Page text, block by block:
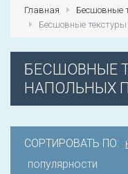
Первый
Главная
Бесшовные
Бесшовные
БЕСШОВНЫЕ
НАПОЛЬНЫХ
СОРТИРОВАТЬ ПО:
популярности